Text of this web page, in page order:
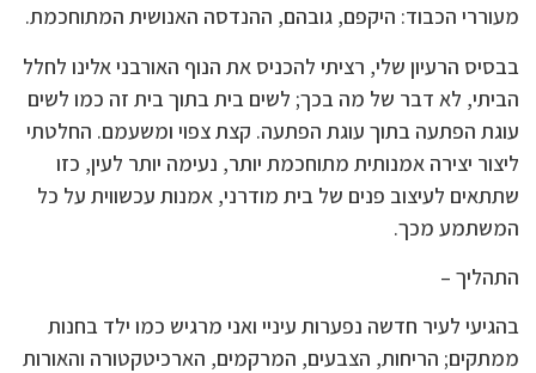
מעוררי הכבוד: היקפם, גובהם, ההנדסה האנושית המתוחכמת.
בבסיס הרעיון שלי, רציתי להכניס את הנוף האורבני אלינו לחלל
הביתי, לא דבר של מה בכך; לשים בית בתוך בית זה כמו לשים
עוגת הפתעה בתוך עוגת הפתעה. קצת צפוי ומשעמם. החלטתי
ליצור יצירה אמנותית מתוחכמת יותר, נעימה יותר לעין, כזו
שתתאים לעיצוב פנים של בית מודרני, אמנות עכשווית על כל
המשתמע מכך.
התהליך –
בהגיעי לעיר חדשה נפערות עיניי ואני מרגיש כמו ילד בחנות
ממתקים; הריחות, הצבעים, המרקמים, הארכיטקטורה והאורות